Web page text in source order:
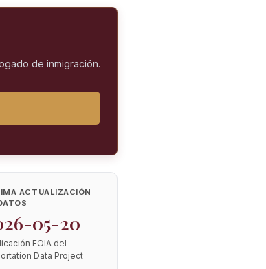
de inmigración.
ACTUALIZACIÓN
05-20
FOIA del
Data Project